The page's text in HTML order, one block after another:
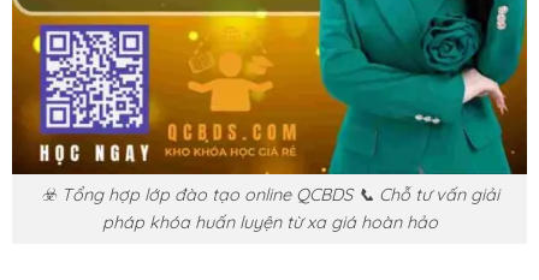
☣️ Tổng hợp lớp đào tạo online QCBDS 📞 Chỗ tư vấn giải
pháp khóa huấn luyện từ xa giá hoàn hảo